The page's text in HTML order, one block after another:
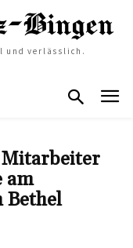
und verlässlich.
Mitarbeiter
am
Bethel